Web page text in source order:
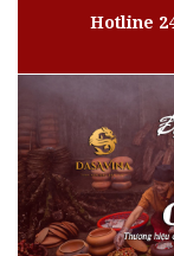
Hotline